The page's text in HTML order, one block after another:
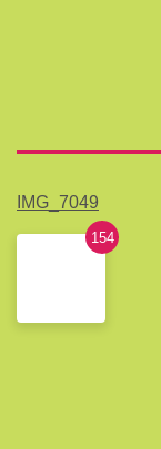
IMG_7049
154